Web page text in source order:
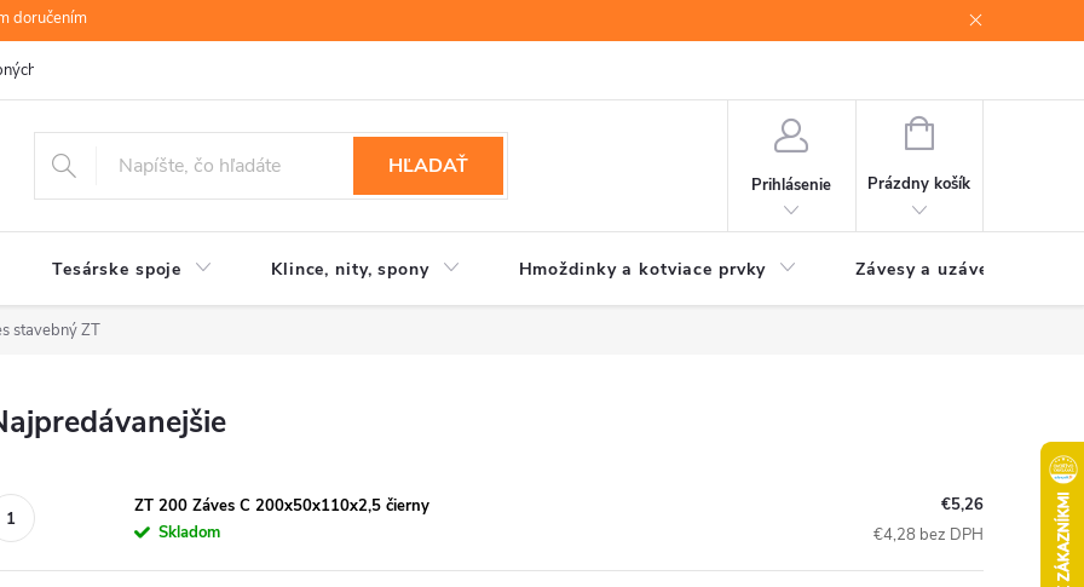
doručením
údajov
HĽADAŤ
Prihlásenie
NÁKUPNÝ
Prázdny košík
Tesárske spoje Klince, nity, spony Hmoždinky a kotviace prvky Závesy a uzávery brán
stavebný ZT
ZT 200 Záves C 200x50x110x2,5 čierny
Skladom
€5,26
€4,28 bez DPH